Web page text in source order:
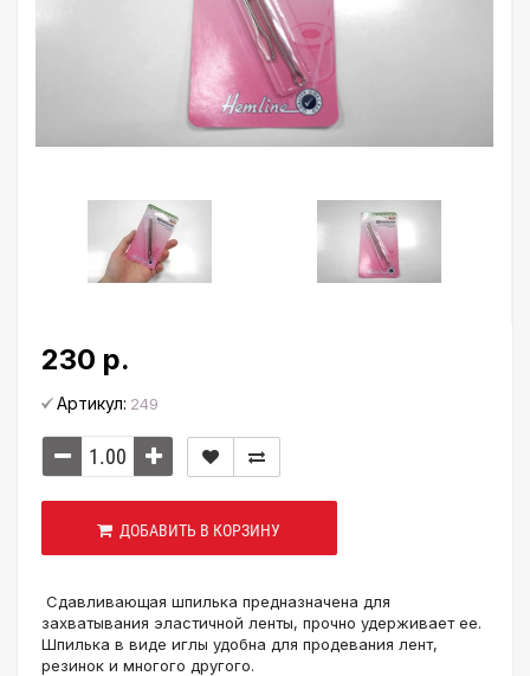
230 р.
Артикул: 249
ДОБАВИТЬ В КОРЗИНУ
Сдавливающая шпилька предназначена для
захватывания эластичной ленты, прочно удерживает ее.
Шпилька в виде иглы удобна для продевания лент,
резинок и многого другого.